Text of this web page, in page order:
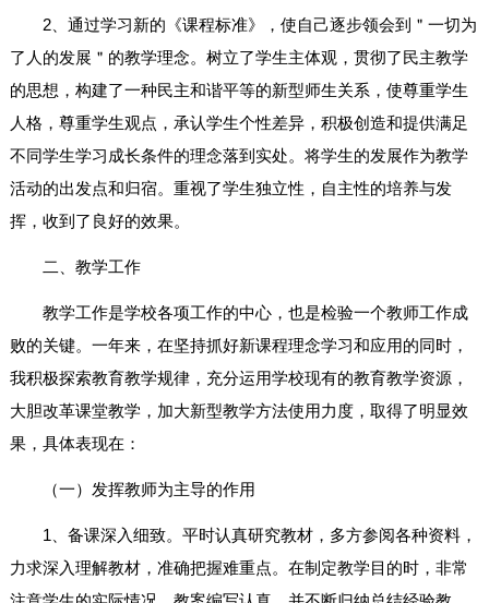
2、通过学习新的《课程标准》，使自己逐步领会到＂一切为
了人的发展＂的教学理念。树立了学生主体观，贯彻了民主教学
的思想，构建了一种民主和谐平等的新型师生关系，使尊重学生
人格，尊重学生观点，承认学生个性差异，积极创造和提供满足
不同学生学习成长条件的理念落到实处。将学生的发展作为教学
活动的出发点和归宿。重视了学生独立性，自主性的培养与发
挥，收到了良好的效果。
二、教学工作
教学工作是学校各项工作的中心，也是检验一个教师工作成
败的关键。一年来，在坚持抓好新课程理念学习和应用的同时，
我积极探索教育教学规律，充分运用学校现有的教育教学资源，
大胆改革课堂教学，加大新型教学方法使用力度，取得了明显效
果，具体表现在：
（一）发挥教师为主导的作用
1、备课深入细致。平时认真研究教材，多方参阅各种资料，
力求深入理解教材，准确把握难重点。在制定教学目的时，非常